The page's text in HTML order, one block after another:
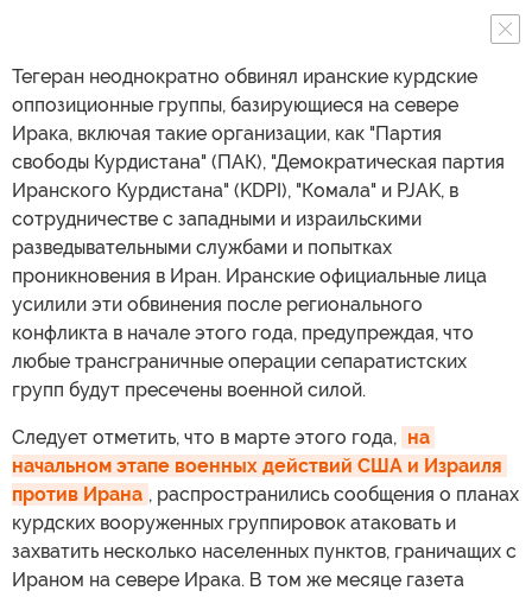
Тегеран неоднократно обвинял иранские курдские
оппозиционные группы, базирующиеся на севере
Ирака, включая такие организации, как "Партия
свободы Курдистана" (ПАК), "Демократическая партия
Иранского Курдистана" (KDPI), "Комала" и PJAK, в
сотрудничестве с западными и израильскими
разведывательными службами и попытках
проникновения в Иран. Иранские официальные лица
усилили эти обвинения после регионального
конфликта в начале этого года, предупреждая, что
любые трансграничные операции сепаратистских
групп будут пресечены военной силой.
Следует отметить, что в марте этого года, на
начальном этапе военных действий США и Израиля
против Ирана , распространились сообщения о планах
курдских вооруженных группировок атаковать и
захватить несколько населенных пунктов, граничащих с
Ираном на севере Ирака. В том же месяце газета